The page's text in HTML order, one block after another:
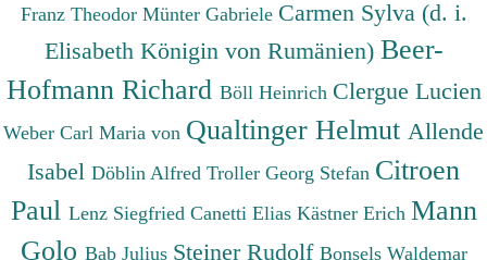
Franz Theodor Münter Gabriele Carmen Sylva (d. i.
Elisabeth Königin von Rumänien) Beer-
Hofmann Richard Böll Heinrich Clergue Lucien
Weber Carl Maria von Qualtinger Helmut Allende
Isabel Döblin Alfred Troller Georg Stefan Citroen
Paul Lenz Siegfried Canetti Elias Kästner Erich Mann
Golo Bab Julius Steiner Rudolf Bonsels Waldemar